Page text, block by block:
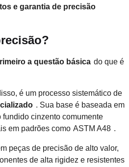
e garantia de precisão
a questão básica do que é
é um processo sistemático de
. Sua base é baseada em
cinzento comumente
em padrões como ASTM A48 .
peças de precisão de alto valor,
de alta rigidez e resistentes